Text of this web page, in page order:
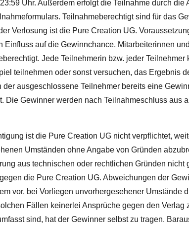
Uhr. Außerdem erfolgt die Teilnahme durch die
Teilnahmeberechtigt sind für das
Verlosung ist die Pure Creation UG. Vo
Einfluss auf die Gewinnchance. Mitarbeiterinnen
Jede Teilnehmerin bzw. jeder Teilnehmer
teilnehmen oder sonst versuchen, das Ergebnis
ausgeschlossene Teilnehmer bereits eine
Die Gewinner werden nach Teilnahmeschluss aus
ist die Pure Creation UG nicht verpflichtet,
Umständen ohne Angabe von Gründen
aus technischen oder rechtlichen Gründen nicht
die Pure Creation UG. Abweichungen der
vor, bei Vorliegen unvorhergesehener Umstände
Fällen keinerlei Ansprüche gegen den
sind, hat der Gewinner selbst zu tragen.